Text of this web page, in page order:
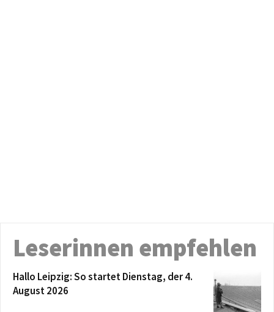
Leserinnen empfehlen
Hallo Leipzig: So startet Dienstag, der 4.
August 2026